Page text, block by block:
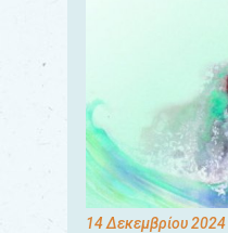
14 Δεκεμβρίου 2024